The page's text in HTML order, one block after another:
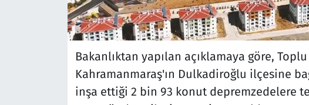
Bakanlıktan yapılan açıklamaya göre,
Kahramanmaraş'ın Dulkadiroğlu ilçesine
inşa ettiği 2 bin 93 konut depremzedelere